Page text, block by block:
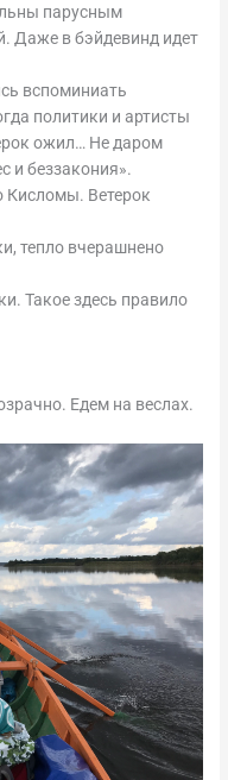
парусным
Даже в бэйдевинд идет
вспоминиать
политики и артисты
ожил… Не даром
и беззакония».
Кисломы. Ветерок
тепло вчерашнено
Такое здесь правило
Едем на веслах.